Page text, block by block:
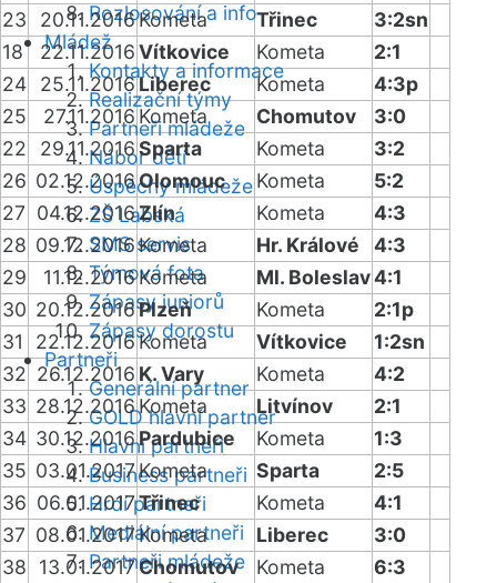
Rozlosování a info
Mládež
Kontakty a informace
Realizační týmy
Partneři mládeže
Nábor dětí
Úspěchy mládeže
ZŠ Labská
SMS servis
Týmová fota
Zápasy juniorů
Zápasy dorostu
Partneři
Generální partner
GOLD hlavní partner
Hlavní partneři
Business partneři
Hrdí partneři
Mediální partneři
Partneři mládeže
23
20.11.2016Kometa Třinec
3:2sn
18
22.11.2016Vítkovice Kometa
2:1
24
25.11.2016Liberec Kometa
4:3p
25
27.11.2016 Kometa Chomutov
3:0
22
29.11.2016Sparta Kometa
3:2
26 02.12.2016Olomouc Kometa
5:2
27 04.12.2016Zlín Kometa
4:3
28 09.12.2016Kometa Hr. Králové
4:3
29
11.12.2016Kometa Ml. Boleslav4:1
30 20.12.2016Plzeň Kometa
2:1p
31
22.12.2016Kometa Vítkovice
1:2sn
32 26.12.2016 K. Vary Kometa
4:2
33 28.12.2016Kometa Litvínov
2:1
34 30.12.2016Pardubice Kometa
1:3
35 03.01.2017Kometa Sparta
2:5
36 06.01.2017Třinec Kometa
4:1
37 08.01.2017Kometa Liberec
3:0
38
13.01.2017Chomutov Kometa 6:3